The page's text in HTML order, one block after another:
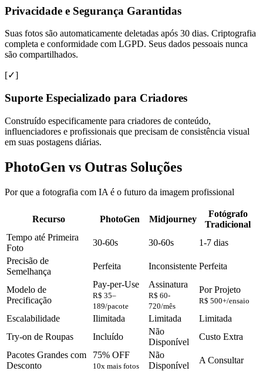
Privacidade e Segurança Garantidas
Suas fotos são automaticamente deletadas após 30 dias. Criptografia
completa e conformidade com LGPD. Seus dados pessoais nunca
são compartilhados.
[✓]
Suporte Especializado para Criadores
Construído especificamente para criadores de conteúdo,
influenciadores e profissionais que precisam de consistência visual
em suas postagens diárias.
PhotoGen vs Outras Soluções
Por que a fotografia com IA é o futuro da imagem profissional
Recurso PhotoGen Midjourney
Fotógrafo
Tradicional
Tempo até Primeira
Foto
30-60s 30-60s
1-7 dias
Precisão de
Semelhança
Perfeita Inconsistente Perfeita
Modelo de
Precificação
Pay-per-Use
R$ 35–
189/pacote
Assinatura
R$ 60-
720/mês
Por Projeto
R$ 500+/ensaio
Escalabilidade Ilimitada Limitada
Limitada
Try-on de Roupas
Incluído
Não
Disponível
Custo Extra
Pacotes Grandes com
Desconto
75% OFF
10x mais fotos
Não
Disponível
A Consultar